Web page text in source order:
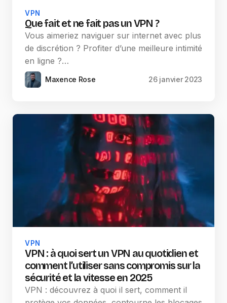
VPN
Que fait et ne fait pas un VPN ?
Vous aimeriez naviguer sur internet avec plus
de discrétion ? Profiter d’une meilleure intimité
en ligne ?…
Maxence Rose 26 janvier 2023
VPN
VPN : à quoi sert un VPN au quotidien et
comment l’utiliser sans compromis sur la
sécurité et la vitesse en 2025
VPN : découvrez à quoi il sert, comment il